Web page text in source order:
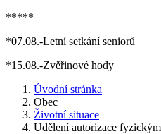
*****
*07.08.-Letní setkání seniorů
*15.08.-Zvěřinové hody
Úvodní stránka
Obec
Životní situace
Udělení autorizace